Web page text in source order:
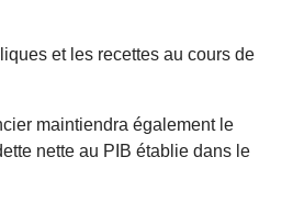
et les recettes au cours de
maintiendra également le
nette au PIB établie dans le